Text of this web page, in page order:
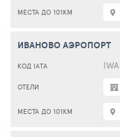
ИВАНОВО АЭРОПОРТ
IWA